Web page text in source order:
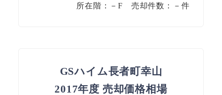
所在階：－F 売却件数：－件
GSハイム長者町幸山
2017年度 売却価格相場